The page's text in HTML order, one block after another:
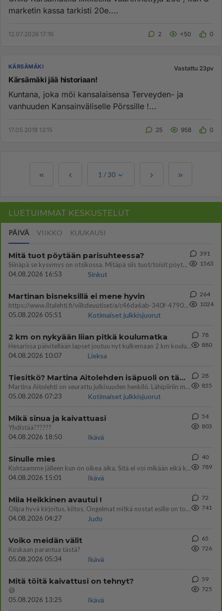
marketin kassa tarkisti 20e....
12.07.2026 17:16 2 <50 0
KÄRSÄMÄKI Vastattu 23pv
Kärsämäki jää historiaan!
Kuntana, joka möi kansalaisensa Terveyden- ja
vanhuuden Kansainväliselle Pörssille !...
17.05.2018 13:15 25 958 0
1 /30
LUETUIMMAT KESKUSTELUT
PÄIVÄ VIIKKO KUUKAUSI
Mitä tuot pöytään parisuhteessa?
Siinäpä se kysymys on otsikossa. Mitäpä siis tuot/toisit pöytään parisuhteessa? Oletko mies vai nainen? Koetko sen mitä
04.08.2026 16:53
Sinkut
391
1563
Martinan bisneksillä ei mene hyvin
https://www.iltalehti.fi/viihdeuutiset/a/c46da6ab-340f-4790-aaa7-0865eed2336 Yrityksen konkurssihakemus on tullut kärä
05.08.2026 05:51
Kotimaiset julkkisjuorut
264
1024
2 km on nykyään liian pitkä koulumatka
Hesarissa päivitellään lapset joutuu nyt kulkemaan 2 km kouluun jösses. Ruostefillarilla tuo matka menee vaikka miten äk
04.08.2026 10:07
Lieksa
78
880
Tiesitkö? Martina Aitolehden isäpuoli on tämä suosittu laulaja
Martina Aitolehti on seurattu julkisuuden henkilö. Lähipiiriin mahtuu muitakin tunnettuja henkilöitä. Tiesitkö, että Ma
05.08.2026 07:23
Kotimaiset julkkisjuorut
28
855
Mikä sinua ja kaivattuasi
Yhdistää??????
04.08.2026 18:50
Ikävä
54
803
Sinulle mies
Kohtaamme jälleen kun on oikea aika. Sitä ei voi mikään eikä kukaan estää <3 <3
04.08.2026 15:01
Ikävä
40
789
Miia Heikkinen avautui !
Olipa hyvä kirjoitus, kiitos. Ongelmat mitkä nostat esille on todellisia ja tämä ylimielisyys totta ja se näkyy kaikessa
04.08.2026 04:27
Judo
72
741
Voiko meidän välit
Koskaan parantua tästä?
05.08.2026 05:34
Ikävä
65
726
Mitä töitä kaivattusi on tehnyt?
😅
05.08.2026 13:25
Ikävä
59
725